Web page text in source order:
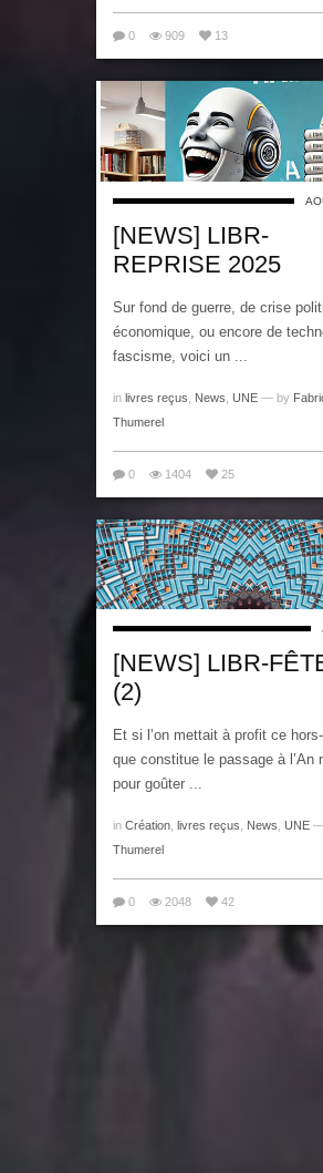
0 909 13
[NEWS] LIBR-
REPRISE 2025
Sur fond de guerre, de crise
économique, ou encore de
fascisme, voici un ...
in livres reçus News UNE — by
Thumerel
0 1404 25
[NEWS] LIBR-
(2)
Et si l’on mettait à profit ce
que constitue le passage à l’An
pour goûter ...
in Création livres reçus News UNE
Thumerel
0 2048 42